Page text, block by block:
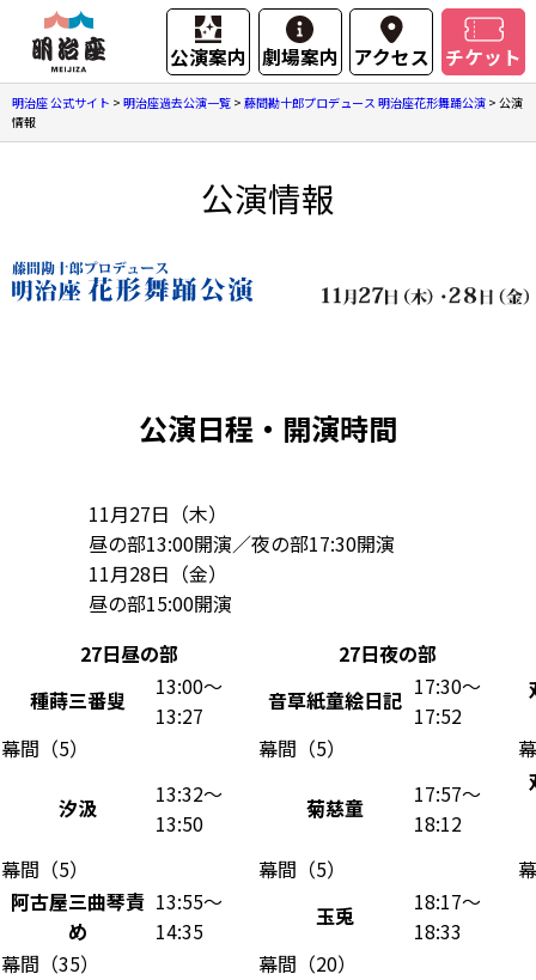
公演案内 劇場案内 アクセス チケット
明治座 公式サイト > 明治座過去公演一覧 > 藤間勘十郎プロデュース 明治座花形舞踊公演 > 公演
情報
公演情報
公演日程・開演時間
11月27日（木）
昼の部13:00開演／夜の部17:30開演
11月28日（金）
昼の部15:00開演
27日昼の部
27日夜の部
種蒔三番叟
13:00～
13:27
音草紙童絵日記 17:30～
17:52
幕間（5） 幕間（5）
汐汲
13:32～
13:50
菊慈童
17:57～
18:12
幕間（5） 幕間（5）
阿古屋三曲琴責
め
13:55～
14:35
玉兎
18:17～
18:33
幕間（35）
幕間（20）